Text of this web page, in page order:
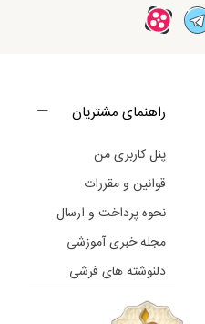
راهنمای مشتریان
پنل کاربری من
قوانین و مقررات
نحوه پرداخت و ارسال
مجله خبری آموزشی
دلنوشته های فرشی